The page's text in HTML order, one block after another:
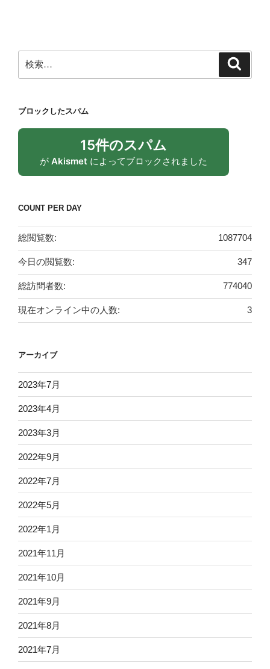
索:
ブロックしたスパム
15件のスパム
が Akismet によってブロックされました
COUNT PER DAY
1087704
総閲覧数:
347
今日の閲覧数:
774040
総訪問者数:
3
現在オンライン中の人数:
アーカイブ
2023年7月
2023年4月
2023年3月
2022年9月
2022年7月
2022年5月
2022年1月
2021年11月
2021年10月
2021年9月
2021年8月
2021年7月